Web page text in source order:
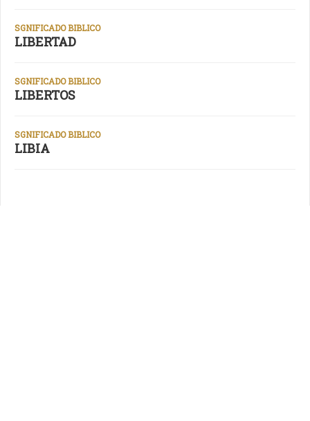
SGNIFICADO BIBLICO
LIBERTAD
SGNIFICADO BIBLICO
LIBERTOS
SGNIFICADO BIBLICO
LIBIA